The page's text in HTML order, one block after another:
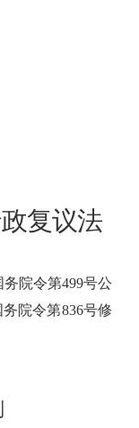
复议法
务院令第499号公
务院令第836号修